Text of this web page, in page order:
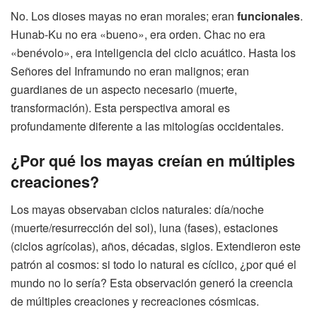
No. Los dioses mayas no eran morales; eran funcionales.
Hunab-Ku no era «bueno», era orden. Chac no era
«benévolo», era inteligencia del ciclo acuático. Hasta los
Señores del Inframundo no eran malignos; eran
guardianes de un aspecto necesario (muerte,
transformación). Esta perspectiva amoral es
profundamente diferente a las mitologías occidentales.
¿Por qué los mayas creían en múltiples
creaciones?
Los mayas observaban ciclos naturales: día/noche
(muerte/resurrección del sol), luna (fases), estaciones
(ciclos agrícolas), años, décadas, siglos. Extendieron este
patrón al cosmos: si todo lo natural es cíclico, ¿por qué el
mundo no lo sería? Esta observación generó la creencia
de múltiples creaciones y recreaciones cósmicas.